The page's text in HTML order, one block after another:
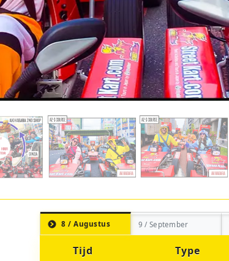
8 / Augustus 9 / September
Tijd Type